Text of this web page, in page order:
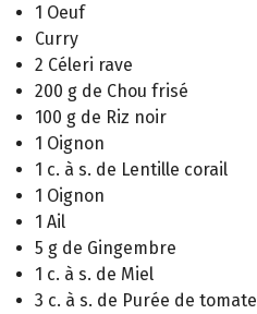
1 Oeuf
Curry
2 Céleri rave
200 g de Chou frisé
100 g de Riz noir
1 Oignon
1 c. à s. de Lentille corail
1 Oignon
1 Ail
5 g de Gingembre
1 c. à s. de Miel
3 c. à s. de Purée de tomate